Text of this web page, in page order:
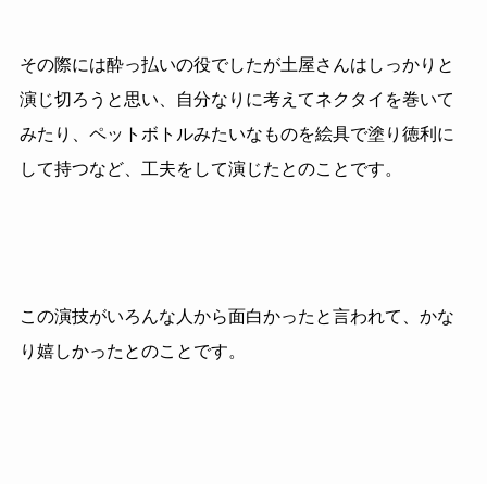
その際には酔っ払いの役でしたが土屋さんはしっかりと
演じ切ろうと思い、自分なりに考えてネクタイを巻いて
みたり、ペットボトルみたいなものを絵具で塗り徳利に
して持つなど、工夫をして演じたとのことです。
この演技がいろんな人から面白かったと言われて、かな
り嬉しかったとのことです。